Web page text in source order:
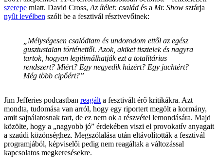
szerepe miatt. David Cross, Az ítélet: család és a Mr. Show sztárja
nyílt levélben szólt be a fesztivál résztvevőinek:
„Mélységesen csalódtam és undorodom ettől az egész
gusztustalan történettől. Azok, akiket tisztelek és nagyra
tartok, hogyan legitimálhatják ezt a totalitárius
rendszert? Miért? Egy negyedik házért? Egy jachtért?
Még több cipőért?”
Jim Jefferies podcastban reagált a fesztivált érő kritikákra. Azt
mondta, tudomása van arról, hogy egy riportert megölt a kormány,
amit sajnálatosnak tart, de ez nem ok a részvétel lemondására. Majd
közölte, hogy a „nagyobb jó” érdekében viszi el provokatív anyagait
a szaúdi közönséghez. Megszólalása után eltávolították a fesztivál
programjából, képviselői pedig nem reagáltak a változással
kapcsolatos megkeresésekre.